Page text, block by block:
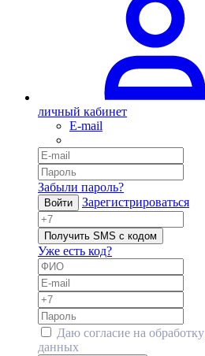
личный кабинет
E-mail
Забыли пароль?
Войти Зарегистрироваться
Получить SMS с кодом
Уже есть код?
Даю согласие на обработку
данных